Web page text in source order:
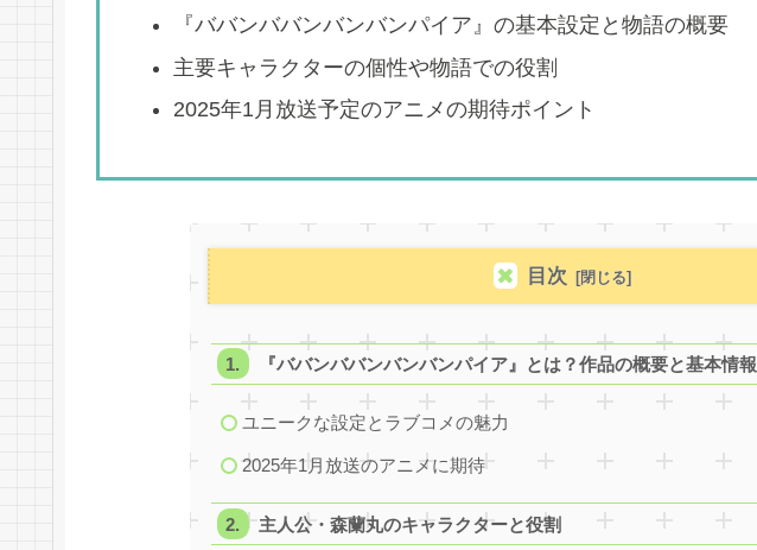
『ババンババンバンバンパイア』の基本設定と物語の概要
主要キャラクターの個性や物語での役割
2025年1月放送予定のアニメの期待ポイント
目次
『ババンババンバンバンパイア』とは？作品の概要と基本情報
ユニークな設定とラブコメの魅力
2025年1月放送のアニメに期待
主人公・森蘭丸のキャラクターと役割